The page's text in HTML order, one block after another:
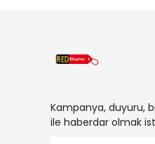
Kampanya, duyuru,
ile haberdar olmak